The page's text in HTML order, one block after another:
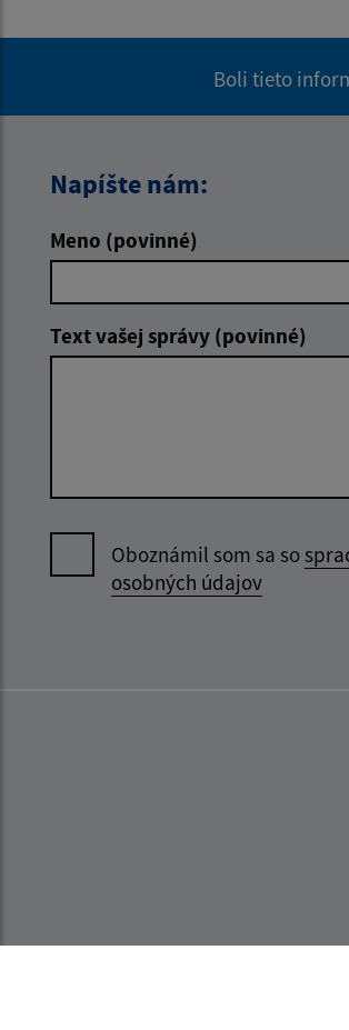
Boli tieto
Napíšte nám:
Meno (povinné)
Text vašej správy (povinné)
Oboznámil som sa so
osobných údajov